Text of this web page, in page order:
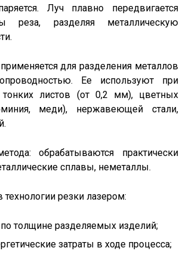
Луч плавно передвигается
реза, разделяя металлическую
для разделения металлов
Ее используют при
тонких листов (от 0,2 мм), цветных
меди), нержавеющей стали,
обрабатываются практически
сплавы, неметаллы.
технологии резки лазером:
по толщине разделяемых изделий;
затраты в ходе процесса;